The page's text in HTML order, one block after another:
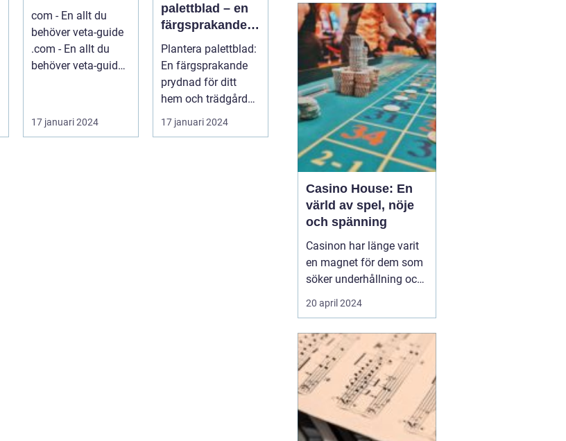
com - En allt du
behöver veta-guide
.com - En allt du
behöver veta-guide
17 januari 2024
palettblad – en
färgsprakande
prydnad för ditt
hem och
trädgård
Plantera palettblad:
En färgsprakande
prydnad för ditt
hem och trädgård
Inledning Palettblad
är en ...
17 januari 2024
instrumentet har
f&oum...
Casino House: En
värld av spel, nöje
och spänning
Casinon har länge varit
en magnet för dem som
söker underhållning och
en chans att pröva sin
lycka. Från de glittrande
de virtuella spelen på
internet, erbjuder
casinovärlden en un...
20 april 2024